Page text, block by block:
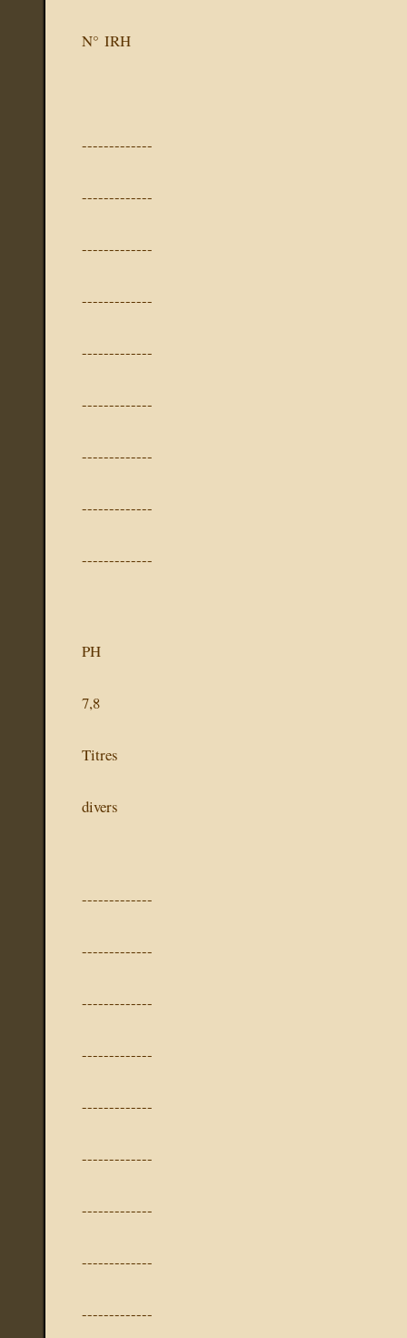
N° IRH
-------------
-------------
-------------
-------------
-------------
-------------
-------------
-------------
-------------
PH
7,8
Titres
divers
-------------
-------------
-------------
-------------
-------------
-------------
-------------
-------------
-------------